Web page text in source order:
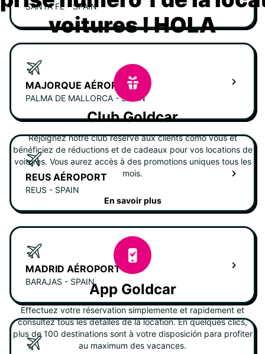
SANTA FE - SPAIN
MAJORQUE AÉROPORT
PALMA DE MALLORCA - SPAIN
REUS AÉROPORT
REUS - SPAIN
MADRID AÉROPORT
BARAJAS - SPAIN
voitures ! HOLA
Club Goldcar
Rejoignez notre club réservé aux clients como vous et
bénéficiez de réductions et de cadeaux pour vos locations de
voitures. Vous aurez accès à des promotions uniques tous les
mois.
En savoir plus
App Goldcar
Effectuez votre réservation simplemente et rapidement et
consultez tous les detalles de la location. En quelques clics,
plus de 100 destinations sont à votre disposición para profiter
au maximum des vacances.